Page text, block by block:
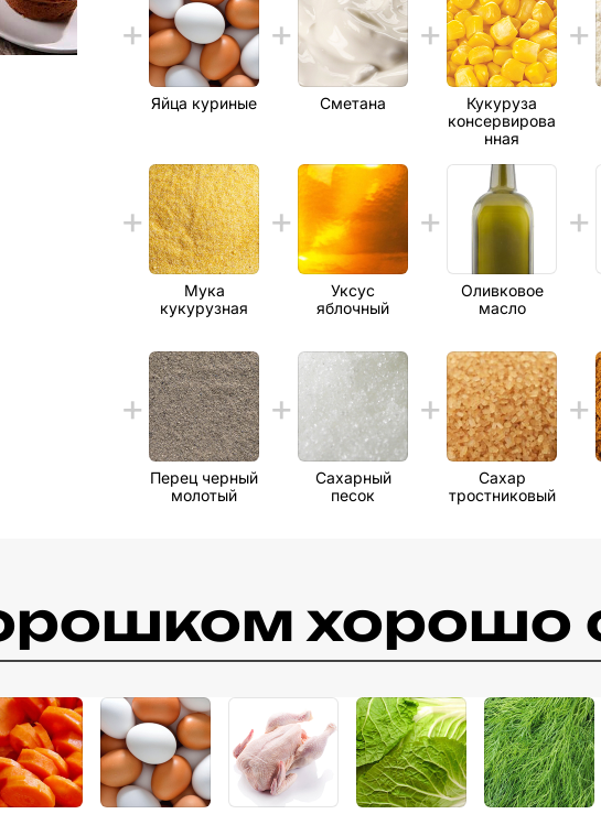
Яйца куриные Сметана
Кукуруза
консервирова
нная
Мука
кукурузная
Уксус
яблочный
Оливковое
масло
Перец черный
молотый
Сахарный
песок
Сахар
тростниковый
хорошо